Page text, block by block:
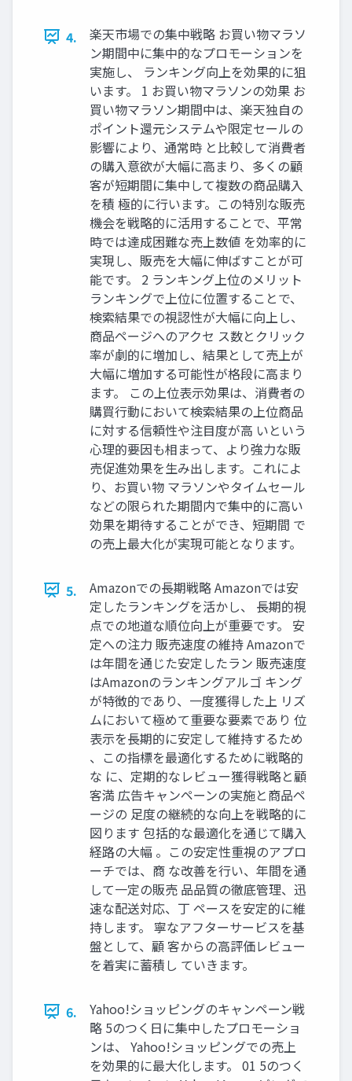
4.
楽天市場での集中戦略 お買い物マラソ
ン期間中に集中的なプロモーションを
実施し、 ランキング向上を効果的に狙
います。 1 お買い物マラソンの効果 お
買い物マラソン期間中は、楽天独自の
ポイント還元システムや限定セールの
影響により、通常時 と比較して消費者
の購入意欲が大幅に高まり、多くの顧
客が短期間に集中して複数の商品購入
を積 極的に行います。この特別な販売
機会を戦略的に活用することで、平常
時では達成困難な売上数値 を効率的に
実現し、販売を大幅に伸ばすことが可
能です。 2 ランキング上位のメリット
ランキングで上位に位置することで、
検索結果での視認性が大幅に向上し、
商品ページへのアクセ ス数とクリック
率が劇的に増加し、結果として売上が
大幅に増加する可能性が格段に高まり
ます。 この上位表示効果は、消費者の
購買行動において検索結果の上位商品
に対する信頼性や注目度が高 いという
心理的要因も相まって、より強力な販
売促進効果を生み出します。これによ
り、お買い物 マラソンやタイムセール
などの限られた期間内で集中的に高い
効果を期待することができ、短期間 で
の売上最大化が実現可能となります。
5.
Amazonでの長期戦略 Amazonでは安
定したランキングを活かし、 長期的視
点での地道な順位向上が重要です。 安
定への注力 販売速度の維持 Amazonで
は年間を通じた安定したラン 販売速度
はAmazonのランキングアルゴ キング
が特徴的であり、一度獲得した上 リズ
ムにおいて極めて重要な要素であり 位
表示を長期的に安定して維持するため
、この指標を最適化するために戦略的
な に、定期的なレビュー獲得戦略と顧
客満 広告キャンペーンの実施と商品ペ
ージの 足度の継続的な向上を戦略的に
図ります 包括的な最適化を通じて購入
経路の大幅 。この安定性重視のアプロ
ーチでは、商 な改善を行い、年間を通
して一定の販売 品品質の徹底管理、迅
速な配送対応、丁 ペースを安定的に維
持します。 寧なアフターサービスを基
盤として、顧 客からの高評価レビュー
を着実に蓄積し ていきます。
6.
Yahoo!ショッピングのキャンペーン戦
略 5のつく日に集中したプロモーショ
ンは、 Yahoo!ショッピングでの売上
を効果的に最大化します。 01 5のつく